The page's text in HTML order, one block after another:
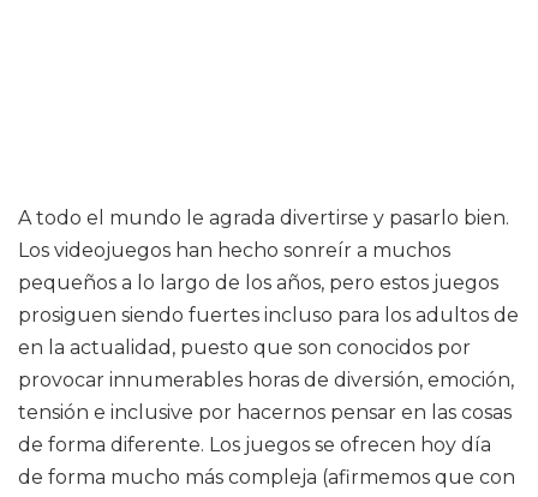
A todo el mundo le agrada divertirse y pasarlo bien.
Los videojuegos han hecho sonreír a muchos
pequeños a lo largo de los años, pero estos juegos
prosiguen siendo fuertes incluso para los adultos de
en la actualidad, puesto que son conocidos por
provocar innumerables horas de diversión, emoción,
tensión e inclusive por hacernos pensar en las cosas
de forma diferente. Los juegos se ofrecen hoy día
de forma mucho más compleja (afirmemos que con